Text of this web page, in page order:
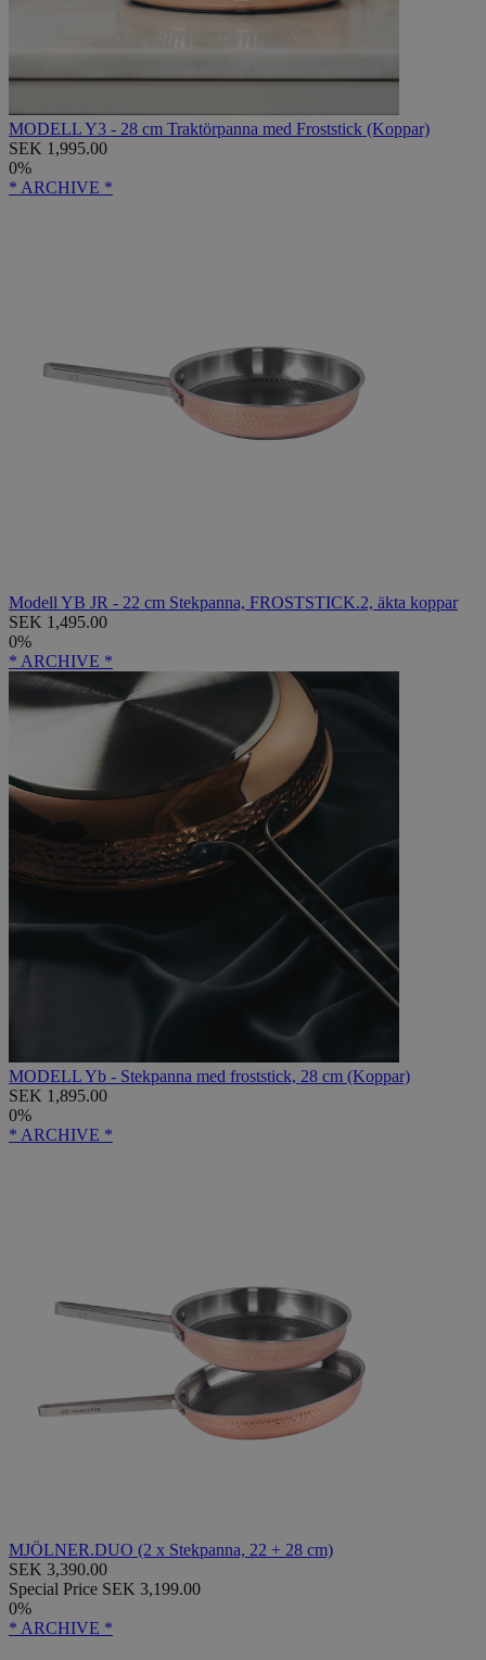
MODELL Y3 - 28 cm Traktörpanna med Froststick (Koppar)
SEK 1,995.00
0%
* ARCHIVE *
Modell YB JR - 22 cm Stekpanna, FROSTSTICK.2, äkta koppar
SEK 1,495.00
0%
* ARCHIVE *
MODELL Yb - Stekpanna med froststick, 28 cm (Koppar)
SEK 1,895.00
0%
* ARCHIVE *
MJÖLNER.DUO (2 x Stekpanna, 22 + 28 cm)
SEK 3,390.00
Special Price SEK 3,199.00
0%
* ARCHIVE *